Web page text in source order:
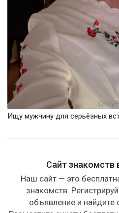
Ищу мужчину для серьёзных
Сайт знакомств
Наш сайт — это
знакомств.
объявление и найдите